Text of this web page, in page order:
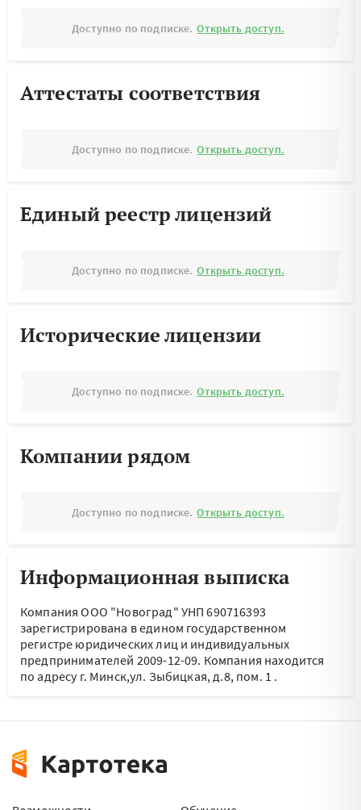
Доступно по подписке. Открыть доступ.
Аттестаты соответствия
Доступно по подписке. Открыть доступ.
Единый реестр лицензий
Доступно по подписке. Открыть доступ.
Исторические лицензии
Доступно по подписке. Открыть доступ.
Компании рядом
Доступно по подписке. Открыть доступ.
Информационная выписка
Компания ООО "Новоград" УНП 690716393
зарегистрирована в едином государственном
регистре юридических лиц и индивидуальных
предпринимателей 2009-12-09. Компания находится
по адресу г. Минск,ул. Зыбицкая, д.8, пом. 1 .